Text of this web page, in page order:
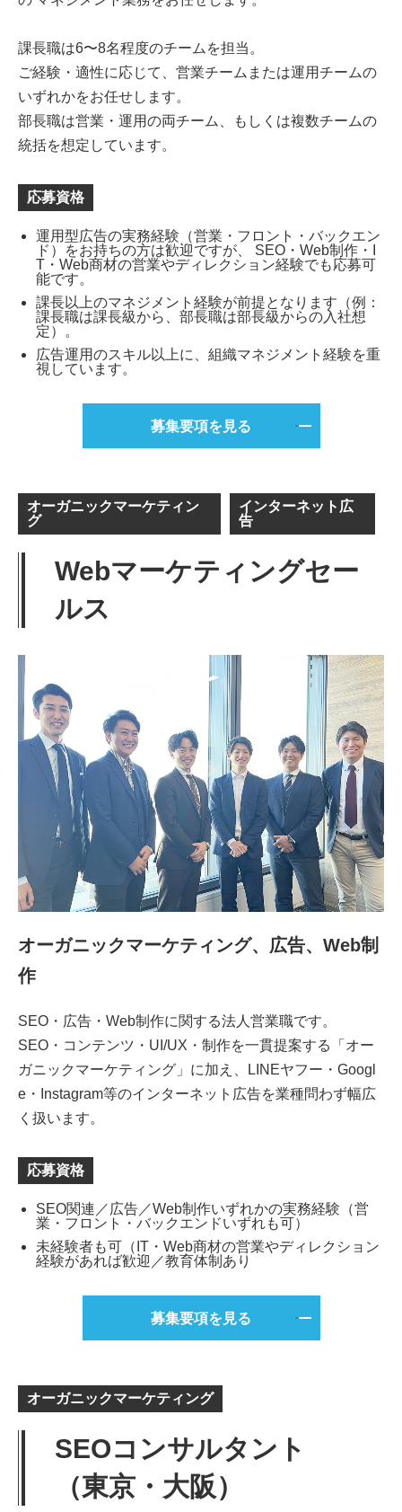
課長職は6〜8名程度のチームを担当。
ご経験・適性に応じて、営業チームまたは運用チームの
いずれかをお任せします。
部長職は営業・運用の両チーム、もしくは複数チームの
統括を想定しています。
応募資格
運用型広告の実務経験（営業・フロント・バックエン
ド）をお持ちの方は歓迎ですが、 SEO・Web制作・I
T・Web商材の営業やディレクション経験でも応募可
能です。
課長以上のマネジメント経験が前提となります（例：
課長職は課長級から、部長職は部長級からの入社想
定）。
広告運用のスキル以上に、組織マネジメント経験を重
視しています。
募集要項を見る
オーガニックマーケティン
グ
インターネット広
告
Webマーケティングセー
ルス
オーガニックマーケティング、広告、Web制
作
SEO・広告・Web制作に関する法人営業職です。
SEO・コンテンツ・UI/UX・制作を一貫提案する「オー
ガニックマーケティング」に加え、LINEヤフー・Googl
e・Instagram等のインターネット広告を業種問わず幅広
く扱います。
応募資格
SEO関連／広告／Web制作いずれかの実務経験（営
業・フロント・バックエンドいずれも可）
未経験者も可（IT・Web商材の営業やディレクション
経験があれば歓迎／教育体制あり
募集要項を見る
オーガニックマーケティング
SEOコンサルタント
（東京・大阪）